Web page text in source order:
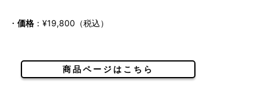
・ 価格 ：¥19,800（税込）
商品ページはこちら